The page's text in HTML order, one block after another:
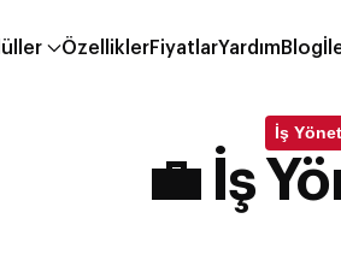
ÖzelliklerFiyatlarYardım Blog
İş
💼 İş